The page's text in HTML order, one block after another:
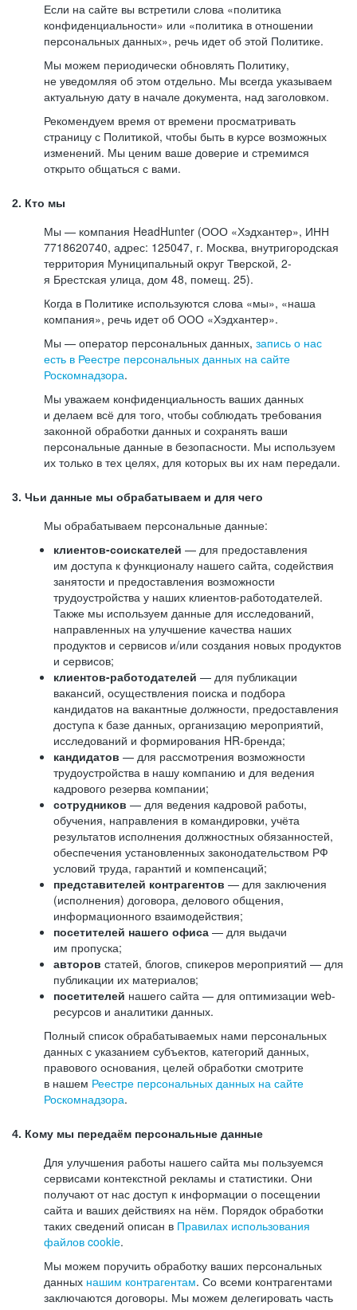
Если на сайте вы встретили слова «политика
конфиденциальности» или «политика в отношении
персональных данных», речь идет об этой Политике.
Мы можем периодически обновлять Политику,
не уведомляя об этом отдельно. Мы всегда указываем
актуальную дату в начале документа, над заголовком.
Рекомендуем время от времени просматривать
страницу с Политикой, чтобы быть в курсе возможных
изменений. Мы ценим ваше доверие и стремимся
открыто общаться с вами.
2. Кто мы
Мы — компания HeadHunter (ООО «Хэдхантер», ИНН
7718620740, адрес: 125047, г. Москва, внутригородская
территория Муниципальный округ Тверской, 2-
я Брестская улица, дом 48, помещ. 25).
Когда в Политике используются слова «мы», «наша
компания», речь идет об ООО «Хэдхантер».
Мы — оператор персональных данных, запись о нас
есть в Реестре персональных данных на сайте
Роскомнадзора.
Мы уважаем конфиденциальность ваших данных
и делаем всё для того, чтобы соблюдать требования
законной обработки данных и сохранять ваши
персональные данные в безопасности. Мы используем
их только в тех целях, для которых вы их нам передали.
3. Чьи данные мы обрабатываем и для чего
Мы обрабатываем персональные данные:
клиентов-соискателей — для предоставления
им доступа к функционалу нашего сайта, содействия
занятости и предоставления возможности
трудоустройства у наших клиентов-работодателей.
Также мы используем данные для исследований,
направленных на улучшение качества наших
продуктов и сервисов и/или создания новых продуктов
и сервисов;
клиентов-работодателей — для публикации
вакансий, осуществления поиска и подбора
кандидатов на вакантные должности, предоставления
доступа к базе данных, организацию мероприятий,
исследований и формирования HR-бренда;
кандидатов — для рассмотрения возможности
трудоустройства в нашу компанию и для ведения
кадрового резерва компании;
сотрудников — для ведения кадровой работы,
обучения, направления в командировки, учёта
результатов исполнения должностных обязанностей,
обеспечения установленных законодательством РФ
условий труда, гарантий и компенсаций;
представителей контрагентов — для заключения
(исполнения) договора, делового общения,
информационного взаимодействия;
посетителей нашего офиса — для выдачи
им пропуска;
авторов статей, блогов, спикеров мероприятий — для
публикации их материалов;
посетителей нашего сайта — для оптимизации web-
ресурсов и аналитики данных.
Полный список обрабатываемых нами персональных
данных с указанием субъектов, категорий данных,
правового основания, целей обработки смотрите
в нашем Реестре персональных данных на сайте
Роскомнадзора.
4. Кому мы передаём персональные данные
Для улучшения работы нашего сайта мы пользуемся
сервисами контекстной рекламы и статистики. Они
получают от нас доступ к информации о посещении
сайта и ваших действиях на нём. Порядок обработки
таких сведений описан в Правилах использования
файлов cookie.
Мы можем поручить обработку ваших персональных
данных нашим контрагентам. Со всеми контрагентами
заключаются договоры. Мы можем делегировать часть